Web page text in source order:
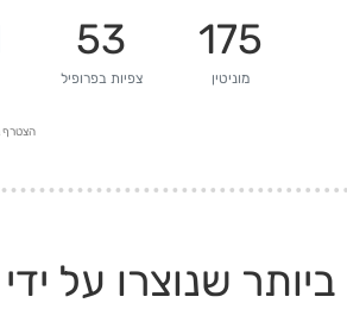
175
מוניטין
53
צפיות בפרופיל
הצטרף
שנוצרו על